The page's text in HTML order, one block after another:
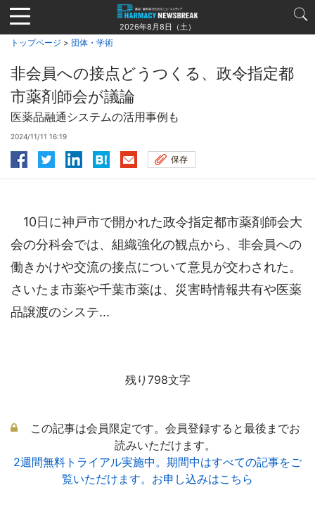
Jump
to
navigation
2026年8月8日（土）
トップページ > 団体・学術
非会員への接点どうつくる、政令指定都
市薬剤師会が議論
医薬品融通システムの活用事例も
2024/11/11 16:19
保存
10日に神戸市で開かれた政令指定都市薬剤師会大
会の分科会では、組織強化の観点から、非会員への
働きかけや交流の接点について意見が交わされた。
さいたま市薬や千葉市薬は、災害時情報共有や医薬
品譲渡のシステ...
残り798文字
この記事は会員限定です。会員登録すると最後までお
読みいただけます。
2週間無料トライアル実施中。期間中はすべての記事をご
覧いただけます。お申し込みはこちら